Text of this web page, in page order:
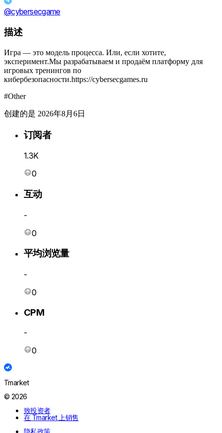
@cybersecgame
描述
Игра — это модель процесса. Или, если хотите,
эксперимент.Мы разрабатываем и продаём платформу для
игровых тренингов по
кибербезопасности.https://cybersecgames.ru
#Other
创建的是 2026年8月6日
订阅者
1.3K
0
互动
-
0
平均浏览量
-
0
CPM
-
0
Tmarket
© 2026
致投资者
在 Tmarket 上销售
隐私政策